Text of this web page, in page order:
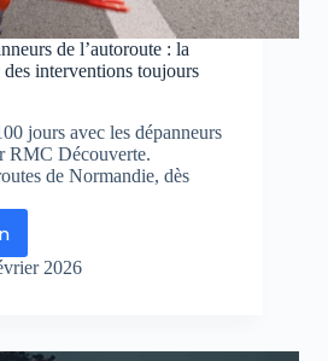
de l’autoroute : la
interventions toujours
jours avec les dépanneurs
RMC Découverte.
de Normandie, dès
2026